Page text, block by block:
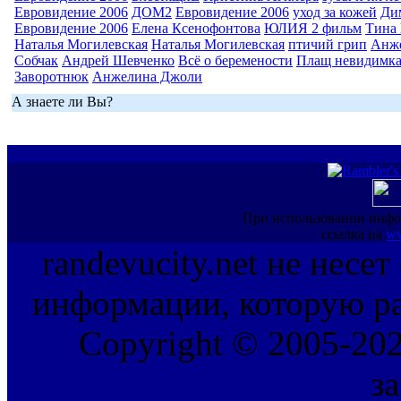
Евровидение 2006 ДОМ2 Евровидение 2006 уход за кожей
Евровидение 2006 Елена Ксенофонтова ЮЛИЯ 2 фильм Тина
Наталья Могилевская Наталья Могилевская птичий грип
Собчак Андрей Шевченко Всё о беремености Плащ невидимка
Заворотнюк Анжелина Джоли
А знаете ли Вы?
При использовании
ссылка на
randevucity.net не несет
информации, которую
Copyright © 2005-